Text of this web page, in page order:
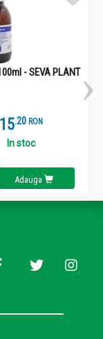
- SEVA PLANT
15.2 RON
In stoc
Adauga